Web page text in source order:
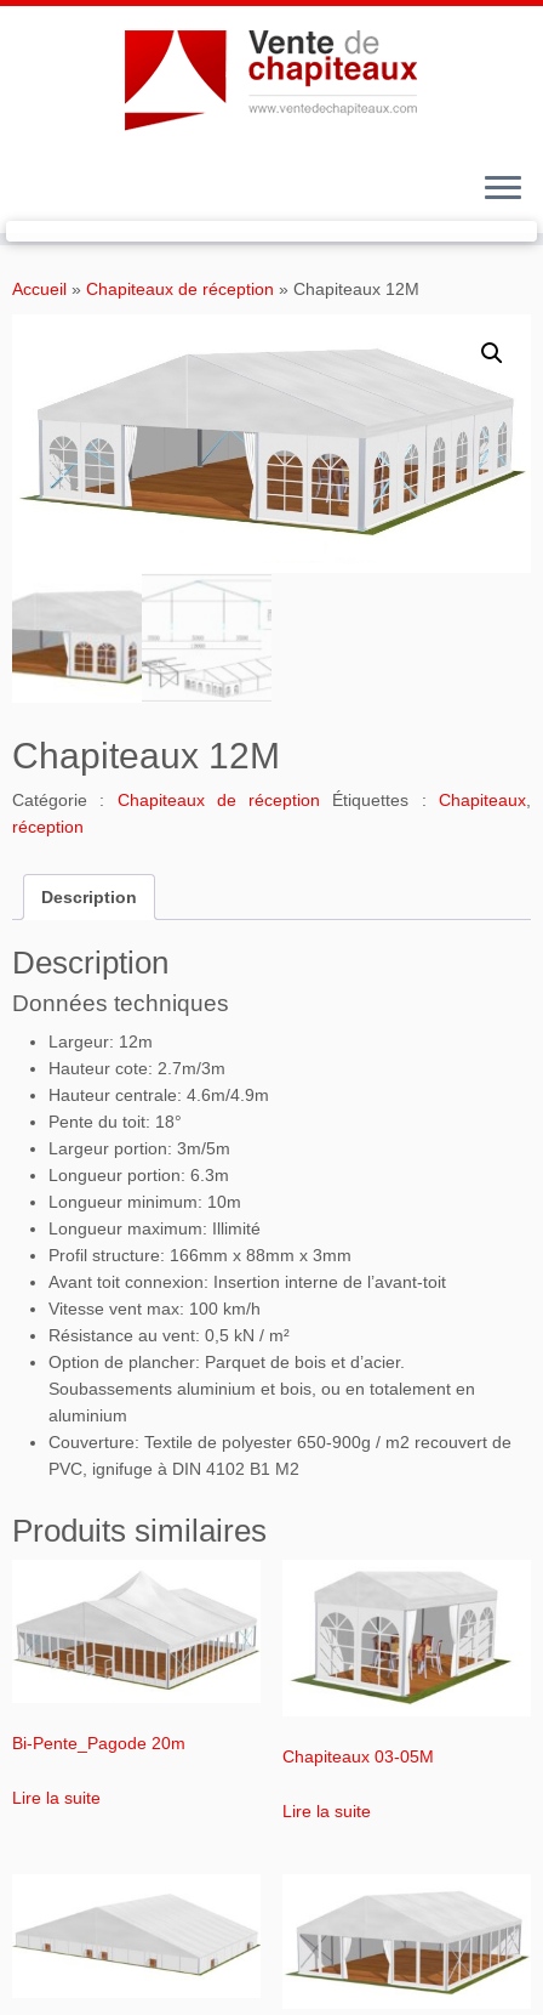
auAccueil » Chapiteaux de réception » Chapiteaux 12M
Chapiteaux 12M
Catégorie : Chapiteaux de réception Étiquettes :Chapiteaux
réception
Description
Description
Données techniques
Largeur: 12m
Hauteur cote: 2.7m/3m
Hauteur centrale: 4.6m/4.9m
Pente du toit: 18°
Largeur portion: 3m/5m
Longueur portion: 6.3m
Longueur minimum: 10m
Longueur maximum: Illimité
Profil structure: 166mm x 88mm x 3mm
Avant toit connexion: Insertion interne de l’avant-toit
Vitesse vent max: 100 km/h
Résistance au vent: 0,5 kN / m²
Option de plancher: Parquet de bois et d’acier.
Soubassements aluminium et bois, ou en totalement en
aluminium
Couverture: Textile de polyester 650-900g / m2 recouvert de
PVC, ignifuge à DIN 4102 B1 M2
Produits similaires
Bi-Pente_Pagode 20m
Lire la suite
Chapiteaux 03-05M
Lire la suite